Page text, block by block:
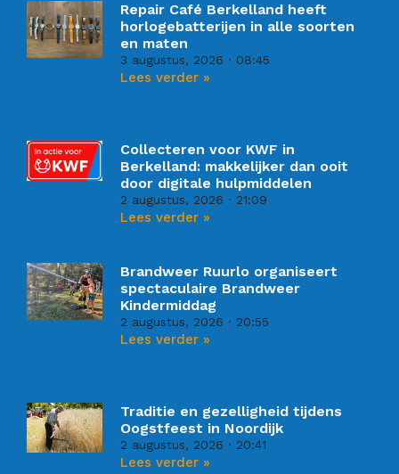
Repair Café Berkelland heeft
horlogebatterijen in alle soorten
en maten
3 augustus, 2026 08:45
Lees verder »
Collecteren voor KWF in
Berkelland: makkelijker dan ooit
door digitale hulpmiddelen
2 augustus, 2026 21:09
Lees verder »
Brandweer Ruurlo organiseert
spectaculaire Brandweer
Kindermiddag
2 augustus, 2026 20:55
Lees verder »
Traditie en gezelligheid tijdens
Oogstfeest in Noordijk
2 augustus, 2026 20:41
Lees verder »